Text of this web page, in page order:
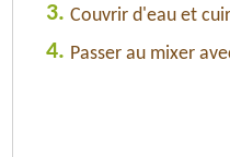
3. Couvrir d'eau et
4. Passer au mixer